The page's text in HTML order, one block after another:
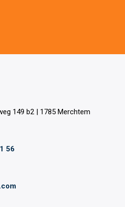
149 b2 | 1785 Merchtem
56